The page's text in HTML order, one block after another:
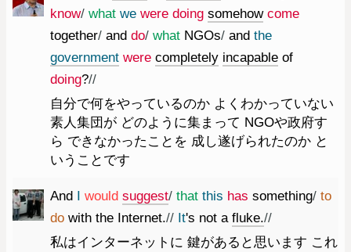
know/ what we were doing somehow come
together/ and do/ what NGOs/ and the
government were completely incapable of
doing?//
自分で何をやっているのか よくわかっていない
素人集団が どのように集まって NGOや政府す
ら できなかったことを 成し遂げられたのか と
いうことです
And I would suggest/ that this has something/ to
do with the Internet.// It's not a fluke.//
私はインターネットに 鍵があると思います これ